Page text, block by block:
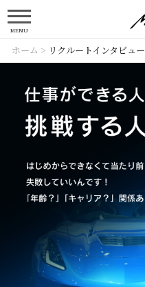
MENU
ホーム > リクルートインタビュー